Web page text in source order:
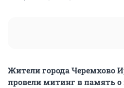
Жители города Черемхово
провели митинг в память